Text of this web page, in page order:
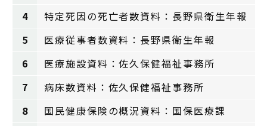
4
特定死因の死亡者数資料：長野県衛生年報
5
医療従事者数資料：長野県衛生年報
6
医療施設資料：佐久保健福祉事務所
7
病床数資料：佐久保健福祉事務所
8
国民健康保険の概況資料：国保医療課